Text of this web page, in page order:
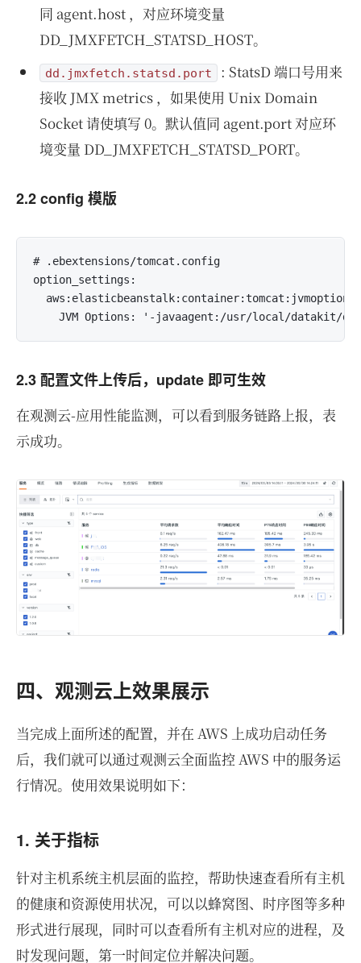
同 agent.host ，对应环境变量
DD_JMXFETCH_STATSD_HOST。
dd.jmxfetch.statsd.port : StatsD 端口号用来
接收 JMX metrics ，如果使用 Unix Domain
Socket 请使填写 0。默认值同 agent.port 对应环
境变量 DD_JMXFETCH_STATSD_PORT。
2.2 config 模版
# .ebextensions/tomcat.config
option_settings:
  aws:elasticbeanstalk:container:tomcat:jvmoptions:
JVM Options: '-javaagent:/usr/local/datakit/
2.3 配置文件上传后，update 即可生效
在观测云-应用性能监测，可以看到服务链路上报，表
示成功。
四、观测云上效果展示
当完成上面所述的配置，并在 AWS 上成功启动任务
后，我们就可以通过观测云全面监控 AWS 中的服务运
行情况。使用效果说明如下：
1. 关于指标
针对主机系统主机层面的监控，帮助快速查看所有主机
的健康和资源使用状况，可以以蜂窝图、时序图等多种
形式进行展现，同时可以查看所有主机对应的进程，及
时发现问题，第一时间定位并解决问题。